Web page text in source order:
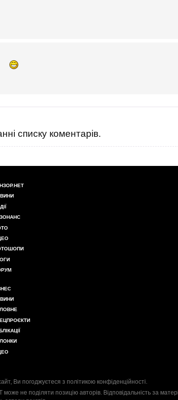
списку коментарів.
Ви погоджуєтеся з політикою конфіденційності.
не поділяти позицію авторів. Відповідальність за